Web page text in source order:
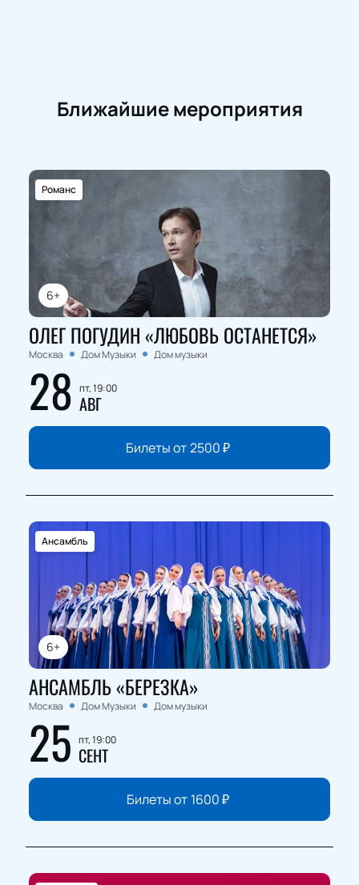
Ближайшие мероприятия
6+
Романс
ОЛЕГ ПОГУДИН «ЛЮБОВЬ ОСТАНЕТСЯ»
Москва Дом Музыки Дом музыки
28 пт, 19:00
АВГ
Билеты от2500₽
6+
Ансамбль
АНСАМБЛЬ «БЕРЕЗКА»
Москва Дом Музыки Дом музыки
25 пт, 19:00
СЕНТ
Билеты от 1600₽